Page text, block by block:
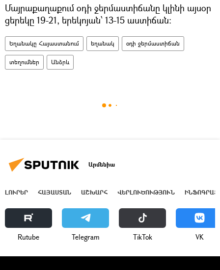
Մայրաքաղաքում օդի ջերմաստիճանը կլինի այսօր
ցերեկը 19-21, երեկոյան՝ 13-15 աստիճան։
Եղանակը Հայաստանում եղանակ օդի ջերմաստիճան
տեղումներ Անձրև
Արմենիա
ԼՈՒՐԵՐ ՀԱՅԱՍՏԱՆ ԱՇԽԱՐՀ ՎԵՐԼՈՒԾՈՒԹՅՈՒՆ
Rutube Telegram ТikТоk VK